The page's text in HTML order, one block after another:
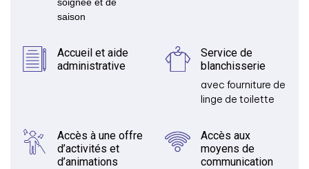
saison
Accueil et aide
administrative
Service de
blanchisserie
avec fourniture de
linge de toilette
Accès à une offre
d’activités et
d’animations
Accès aux
moyens de
communication